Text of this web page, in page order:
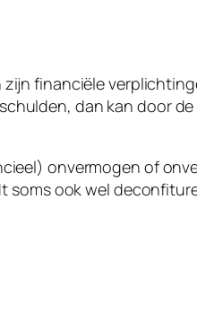
financiële
dan kan door
onvermogen of
soms ook wel